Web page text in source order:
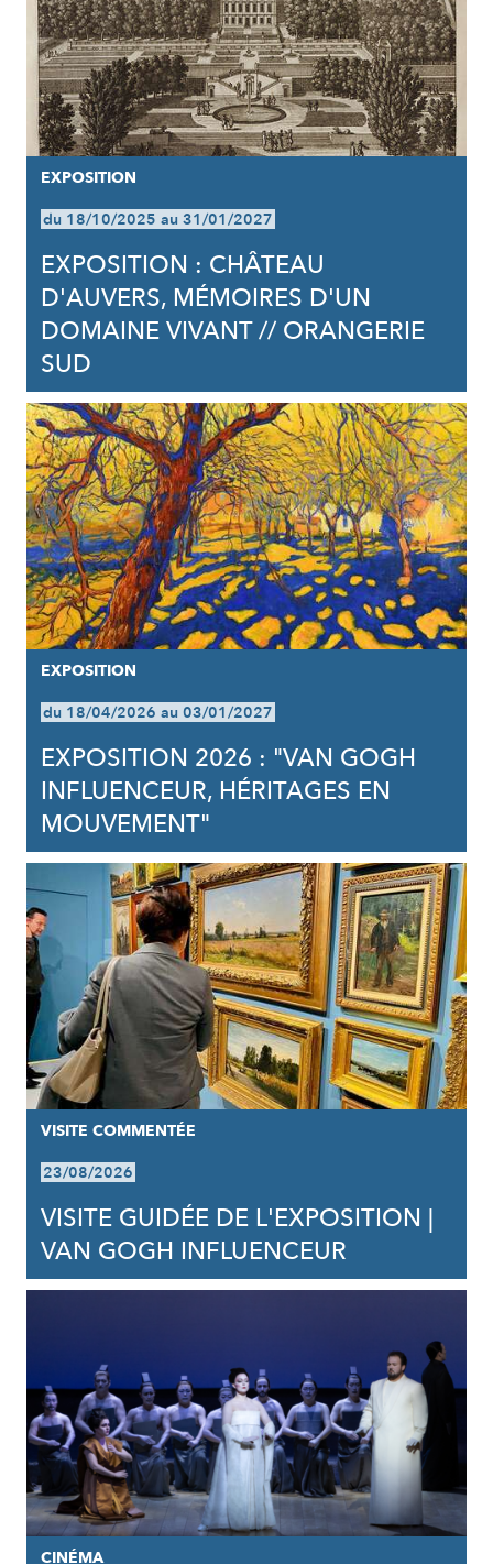
EXPOSITION
du 18/10/2025 au 31/01/2027
EXPOSITION : CHÂTEAU
D'AUVERS, MÉMOIRES D'UN
DOMAINE VIVANT // ORANGERIE
SUD
EXPOSITION
du 18/04/2026 au 03/01/2027
EXPOSITION 2026 : "VAN GOGH
INFLUENCEUR, HÉRITAGES EN
MOUVEMENT"
VISITE COMMENTÉE
23/08/2026
VISITE GUIDÉE DE L'EXPOSITION |
VAN GOGH INFLUENCEUR
CINÉMA